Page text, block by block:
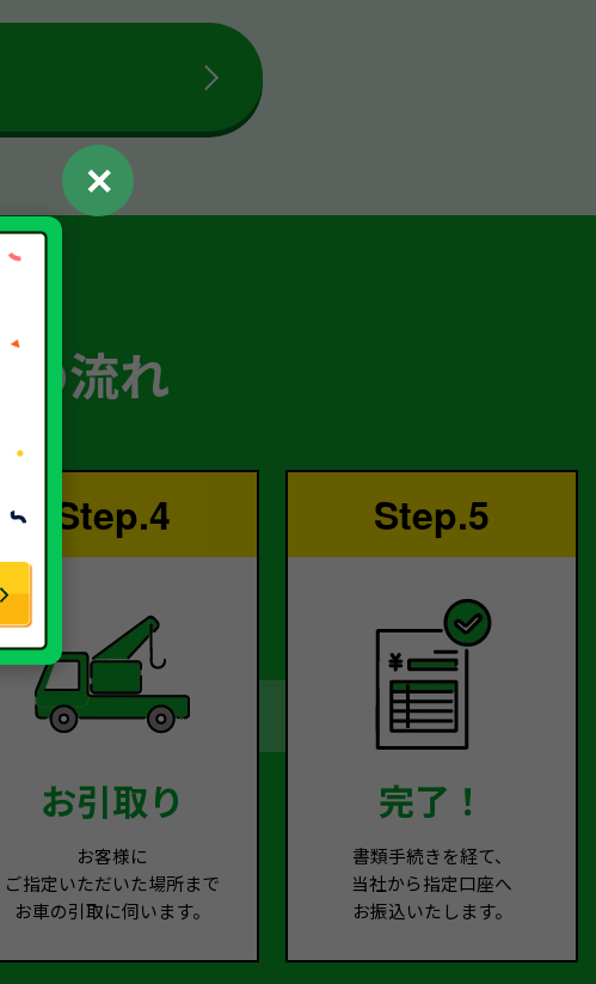
の流れ
Step.4
お引取り
お客様に
ご指定いただいた場所まで
お車の引取に伺います。
Step.5
完了！
書類手続きを経て、
当社から指定口座へ
お振込いたします。
✕